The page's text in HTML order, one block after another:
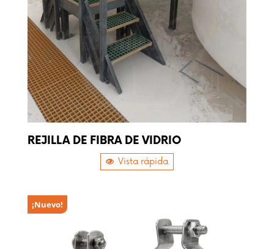
REJILLA DE FIBRA DE VIDRIO
Vista rápida
¡Nuevo!